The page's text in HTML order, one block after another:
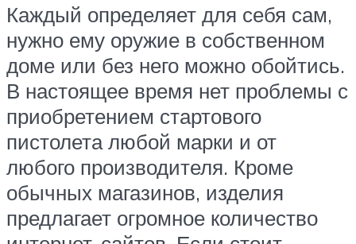
Каждый определяет для себя сам,
нужно ему оружие в собственном
доме или без него можно обойтись.
В настоящее время нет проблемы с
приобретением стартового
пистолета любой марки и от
любого производителя. Кроме
обычных магазинов, изделия
предлагает огромное количество